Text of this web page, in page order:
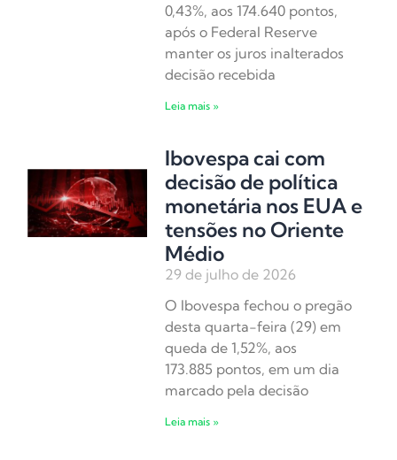
0,43%, aos 174.640 pontos,
após o Federal Reserve
manter os juros inalterados
decisão recebida
Leia mais »
Ibovespa cai com
decisão de política
monetária nos EUA e
tensões no Oriente
Médio
29 de julho de 2026
O Ibovespa fechou o pregão
desta quarta-feira (29) em
queda de 1,52%, aos
173.885 pontos, em um dia
marcado pela decisão
Leia mais »